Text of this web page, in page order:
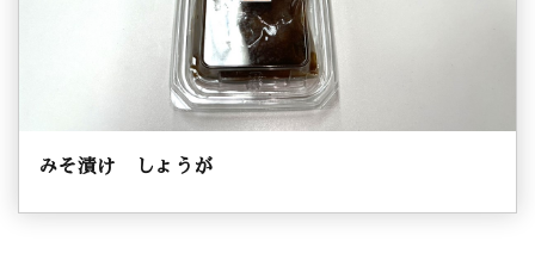
みそ漬け しょうが